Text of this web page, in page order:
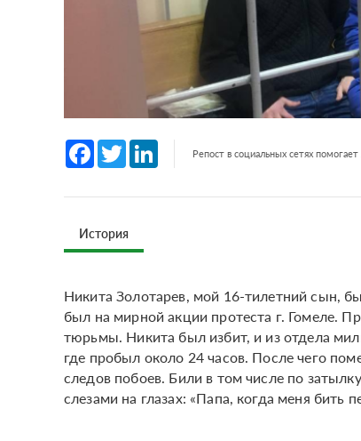
Facebook
Twitter LinkedInРепост в социальных сетях
История
Никита Золотарев, мой 16-тилетний сын,
был на мирной акции протеста г. Гомеле.
тюрьмы. Никита был избит, и из отдела
где пробыл около 24 часов. После чего
следов побоев. Били в том числе по
слезами на глазах: «Папа, когда меня бить